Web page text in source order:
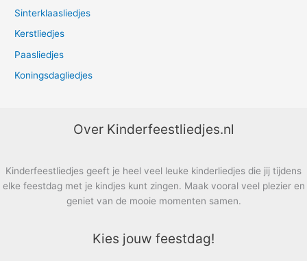
Sinterklaasliedjes
Kerstliedjes
Paasliedjes
Koningsdagliedjes
Over Kinderfeestliedjes.nl
Kinderfeestliedjes geeft je heel veel leuke kinderliedjes die jij tijdens
elke feestdag met je kindjes kunt zingen. Maak vooral veel plezier en
geniet van de mooie momenten samen.
Kies jouw feestdag!